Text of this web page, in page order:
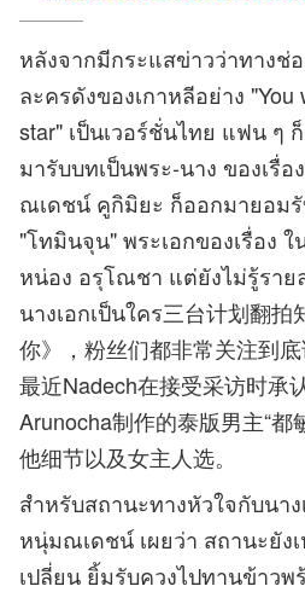
หลังจากมีกระแสข่าวว่าทางช่
ละครดังของเกาหลีอย่าง "You
star" เป็นเวอร์ชั่นไทย แฟน ๆ
มารับบทเป็นพระ-นาง ของเรื่
ณเดชน์ คูกิมิยะ ก็ออกมายอม
"โทมินจุน" พระเอกของเรื่อง
หน่อง อรุโณชา แต่ยังไม่รู้ราย
นางเอกเป็นใคร三台计划翻拍
你》，粉丝们都非常关注到底
最近Nadech在接受采访时承
Arunocha制作的泰版男主“都
他细节以及女主人选。
สำหรับสถานะทางหัวใจกับนา
หนุ่มณเดชน์ เผยว่า สถานะยัง
เปลี่ยน ยิ้มรับควงไปทานข้าว